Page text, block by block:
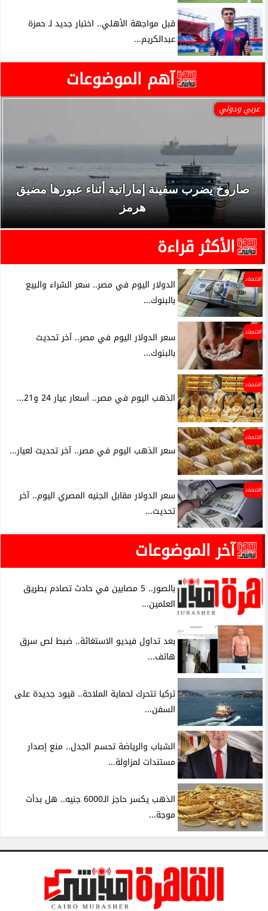
قبل مواجهة الأهلي.. اختبار جديد لـ حمزة
عبدالكريم...
آهم الموضوعات
عربي ودولي
صاروخ يضرب سفينة إماراتية أثناء عبورها مضيق
هرمز
الأكثر قراءة
اقتصاد
الدولار اليوم في مصر.. سعر الشراء والبيع
بالبنوك...
اقتصاد
سعر الدولار اليوم في مصر.. آخر تحديث
بالبنوك...
اقتصاد
الذهب اليوم في مصر.. أسعار عيار 24 و21...
اقتصاد
سعر الذهب اليوم في مصر.. آخر تحديث لعيار...
اقتصاد
سعر الدولار مقابل الجنيه المصري اليوم.. آخر
تحديث...
آخر الموضوعات
بالصور.. 5 مصابين في حادث تصادم بطريق
العلمين...
بعد تداول فيديو الاستغاثة.. ضبط لص سرق
هاتف...
تركيا تتحرك لحماية الملاحة.. قيود جديدة على
السفن...
الشباب والرياضة تحسم الجدل.. منع إصدار
مستندات لمزاولة...
الذهب يكسر حاجز الـ6000 جنيه.. هل بدأت
موجة...